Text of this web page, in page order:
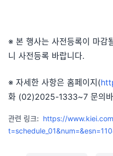
※ 본 행사는 사전등록이 마감
니 사전등록 바랍니다.
※ 자세한 사항은 홈페이지(
화 (02)2025-1333~7 문의바
관련 링크: https://